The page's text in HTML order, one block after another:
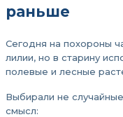
раньше
Сегодня на похороны
лилии, но в старину
полевые и лесные
Выбирали не
смысл: